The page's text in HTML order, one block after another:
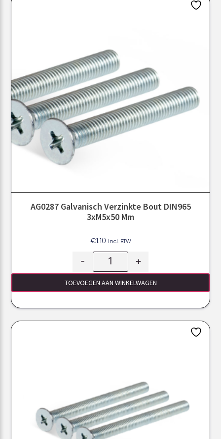
AG0287 Galvanisch Verzinkte Bout DIN965
3xM5x50 Mm
€1.10 Incl. BTW
- +
TOEVOEGEN AAN WINKELWAGEN